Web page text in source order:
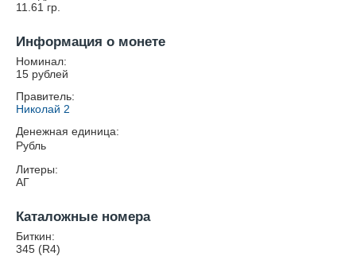
11.61 гр.
Информация о монете
Номинал:
15 рублей
Правитель:
Николай 2
Денежная единица:
Рубль
Литеры:
АГ
Каталожные номера
Биткин:
345 (R4)